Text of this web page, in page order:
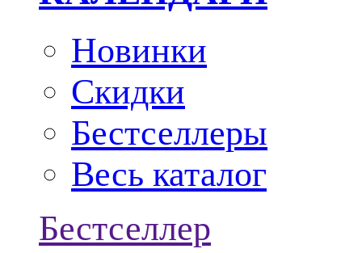
Новинки
Скидки
Бестселлеры
Весь каталог
Бестселлер